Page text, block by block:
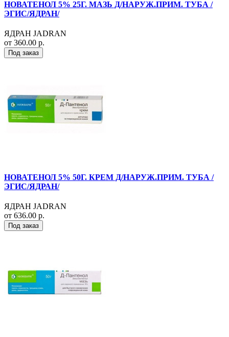
НОВАТЕНОЛ 5% 25Г. МАЗЬ Д/НАРУЖ.ПРИМ. ТУБА /
ЭГИС/ЯДРАН/
ЯДРАН JADRAN
от 360.00 р.
Под заказ
НОВАТЕНОЛ 5% 50Г. КРЕМ Д/НАРУЖ.ПРИМ. ТУБА /
ЭГИС/ЯДРАН/
ЯДРАН JADRAN
от 636.00 р.
Под заказ